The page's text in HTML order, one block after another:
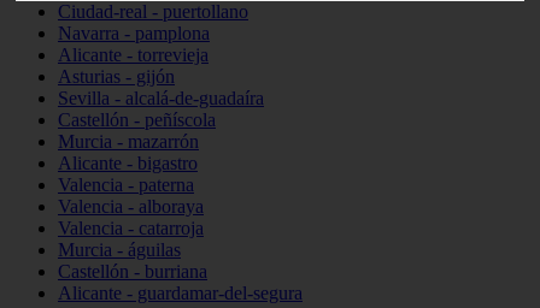
Ciudad-real - puertollano
Navarra - pamplona
Alicante - torrevieja
Asturias - gijón
Sevilla - alcalá-de-guadaíra
Castellón - peñíscola
Murcia - mazarrón
Alicante - bigastro
Valencia - paterna
Valencia - alboraya
Valencia - catarroja
Murcia - águilas
Castellón - burriana
Alicante - guardamar-del-segura